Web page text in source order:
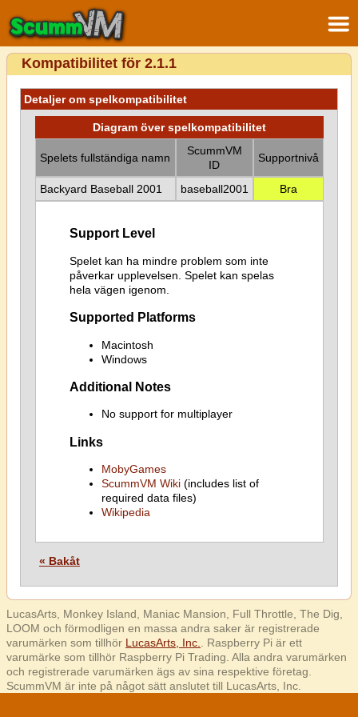
Kompatibilitet för 2.1.1
Detaljer om spelkompatibilitet
Diagram över spelkompatibilitet
Spelets fullständiga namn
ScummVM
ID
Supportnivå
Backyard Baseball 2001 baseball2001 Bra
Support Level
Spelet kan ha mindre problem som inte
påverkar upplevelsen. Spelet kan spelas
hela vägen igenom.
Supported Platforms
Macintosh
Windows
Additional Notes
No support for multiplayer
Links
MobyGames
ScummVM Wiki(includes list of
required data files)
Wikipedia
« Bakåt
LucasArts, Monkey Island, Maniac Mansion, Full Throttle, The Dig,
LOOM och förmodligen en massa andra saker är registrerade
varumärken som tillhör LucasArts, Inc.
. Raspberry Pi är ett
varumärke som tillhör Raspberry Pi Trading. Alla andra varumärken
och registrerade varumärken ägs av sina respektive företag.
ScummVM är inte på något sätt anslutet till LucasArts, Inc.